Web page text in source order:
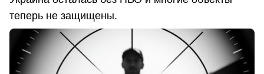
теперь не защищены.